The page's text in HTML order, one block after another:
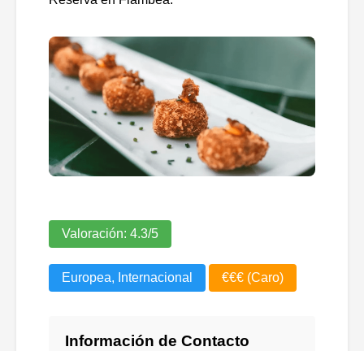
Valoración: 4.3/5
Europea, Internacional €€€ (Caro)
Información de Contacto